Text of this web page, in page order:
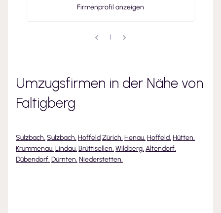
Firmenprofil anzeigen
1
Umzugsfirmen in der Nähe von
Faltigberg
Sulzbach, Sulzbach, HoffeldZürich, Henau, Hoffeld, Hütten,
Krummenau, Lindau, Brüttisellen, Wildberg, Altendorf,
Dübendorf, Dürnten, Niederstetten,